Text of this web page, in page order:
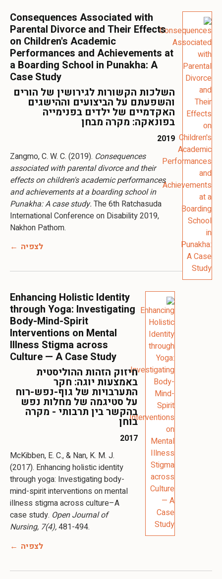
Consequences Associated with
Parental Divorce and Their Effects
on Children's Academic
Performances and Achievements at
a Boarding School in Punakha: A
Case Study
השלכות הקשורות לגירושין של הורים
והשפעתם על הביצועים וההישגים
האקדמיים של ילדים בפנימייה
בפונאקה: מקרה מבחן
2019
Zangmo, C. W. C. (2019). Consequences
associated with parental divorce and their
effects on children's academic performances
and achievements at a boarding school in
Punakha: A case study. The 6th Ratchasuda
International Conference on Disability 2019,
Nakhon Pathom.
לצפיה
Enhancing Holistic Identity
through Yoga: Investigating
Body-Mind-Spirit
Interventions on Mental
Illness Stigma across
Culture — A Case Study
חיזוק הזהות ההוליסטית
באמצעות יוגה: חקר
התערבויות של גוף-נפש-רוח
על סטיגמה של מחלות נפש
בהקשר בין תרבותי - מקרה
בוחן
2017
McKibben, E. C., & Nan, K. M. J.
(2017). Enhancing holistic identity
through yoga: Investigating body-
mind-spirit interventions on mental
illness stigma across culture–A
case study. Open Journal of
Nursing, 7(4),481-494.
לצפיה